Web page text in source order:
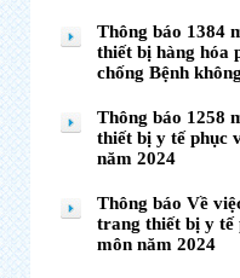
Thông báo 1384
thiết bị hàng hóa
chống Bệnh
Thông báo 1258
thiết bị y tế phục
năm 2024
Thông báo Về
trang thiết bị y tế
môn năm 2024